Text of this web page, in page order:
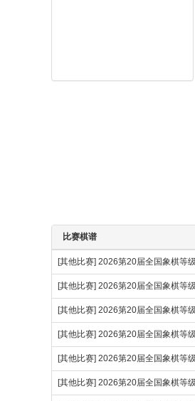
比赛棋谱
[其他比赛] 2026第20届全国象棋等
[其他比赛] 2026第20届全国象棋等
[其他比赛] 2026第20届全国象棋等
[其他比赛] 2026第20届全国象棋等
[其他比赛] 2026第20届全国象棋等
[其他比赛] 2026第20届全国象棋等